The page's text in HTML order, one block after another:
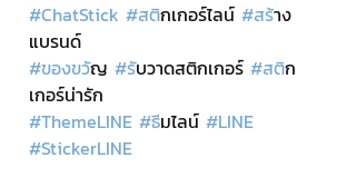
#ChatStick #สติกเกอร์ไลน์ #สร้าง
แบรนด์
#ของขวัญ #รับวาดสติกเกอร์ #สติก
เกอร์น่ารัก
#ThemeLINE #ธีมไลน์ #LINE
#StickerLINE